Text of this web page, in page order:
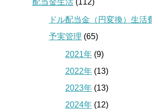
ドル配当金（円変換）生活
予実管理 (65)
2021年 (9)
2022年 (13)
2023年 (13)
2024年 (12)